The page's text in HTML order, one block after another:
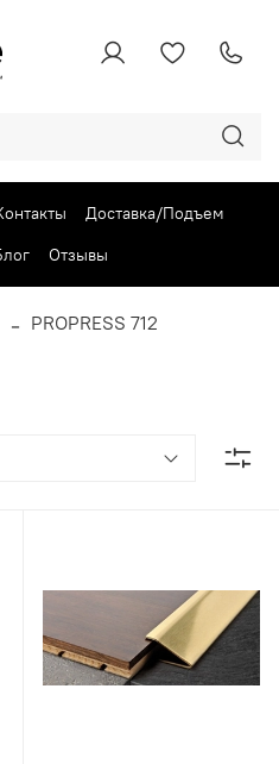
Доставка/Подъем
Отзывы
PROPRESS 712